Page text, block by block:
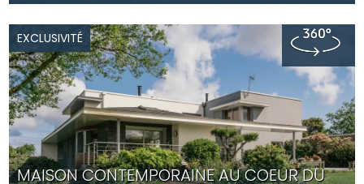
MAISON CONTEMPORAINE AU COEUR DU
EXCLUSIVITÉ